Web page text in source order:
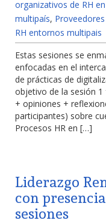
organizativos de RH
multipaís,
RH entornos multipais
Estas sesiones se
enfocadas en el
de prácticas de
objetivo de la sesión
+ opiniones +
participantes) sobre
Procesos HR en […]
Liderazgo
con
sesiones